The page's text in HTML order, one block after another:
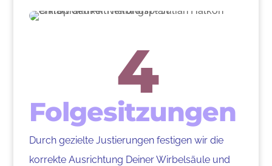
4
Folgesitzungen
Durch gezielte Justierungen festigen wir die
korrekte Ausrichtung Deiner Wirbelsäule und